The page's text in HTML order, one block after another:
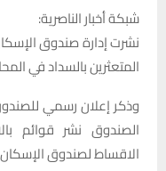
شبكة أخبار الناصرية:
نشرت إدارة صندوق
المتعثرين بالسداد في
وذكر إعلان رسمي
الصندوق نشر قوائم
الاقساط لصندوق